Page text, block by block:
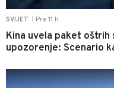
SVIJET Pre 11 h
Kina uvela paket oštrih
upozorenje: Scenario